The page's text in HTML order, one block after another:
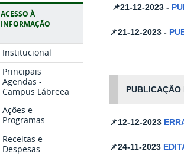
ACESSO À
INFORMAÇÃO
Institucional
Principais
Agendas -
Campus Lábreea
Ações e
Programas
Receitas e
Despesas
📌21-12-2023 -
📌21-12-2023 -
PUBLICAÇÃO
📌12-12-2023
📌24-11-2023